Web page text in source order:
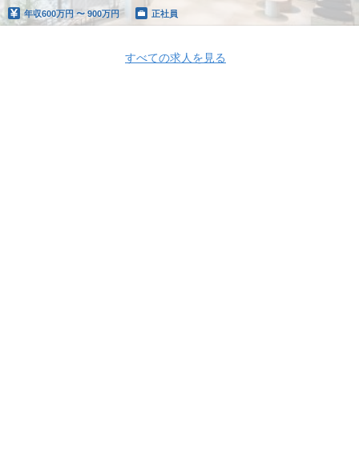
年収600万円 〜 900万円 正社員
すべての求人を見る